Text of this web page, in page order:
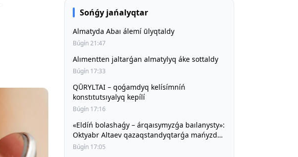
Sońǵy jańalyqtar
Almatyda Abaı álemí ūlyqtaldy
Búgín 21:47
Alımentten jaltarǵan almatylyq áke sottaldy
Búgín 17:33
QŪRYLTAI – qoǵamdyq kelísímníń
konstıtutsıyalyq kepílí
Búgín 17:16
«Eldíń bolashaǵy – árqaısymyzǵa baılanysty»:
Oktyabr Altaev qazaqstandyqtarǵa mańyzdy
úndeu jasady
Búgín 17:05